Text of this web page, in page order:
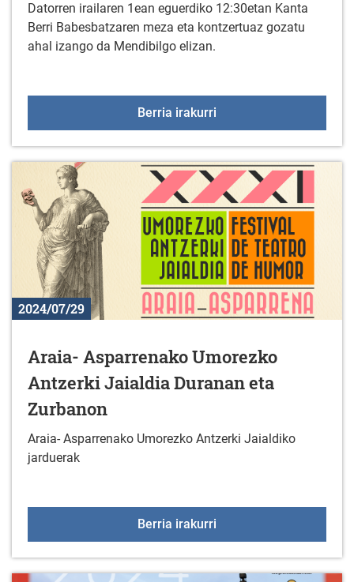
Datorren irailaren 1ean eguerdiko 12:30etan Kanta
Berri Babesbatzaren meza eta kontzertuaz gozatu
ahal izango da Mendibilgo elizan.
Berria irakurri
2024/07/29
Araia- Asparrenako Umorezko
Antzerki Jaialdia Duranan eta
Zurbanon
Araia- Asparrenako Umorezko Antzerki Jaialdiko
jarduerak
Berria irakurri